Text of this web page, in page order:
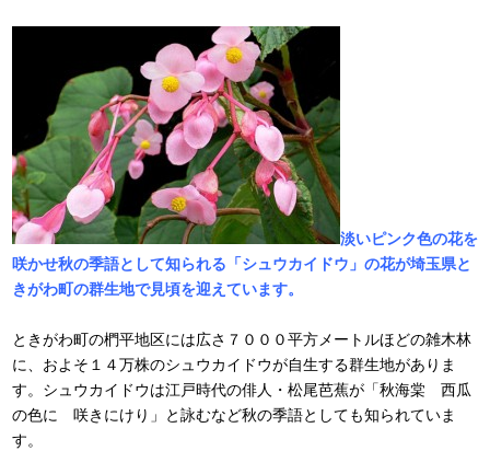
淡いピンク色の花を
咲かせ秋の季語として知られる「シュウカイドウ」の花が埼玉県と
きがわ町の群生地で見頃を迎えています。
ときがわ町の椚平地区には広さ７０００平方メートルほどの雑木林
に、およそ１４万株のシュウカイドウが自生する群生地がありま
す。シュウカイドウは江戸時代の俳人・松尾芭蕉が「秋海棠 西瓜
の色に 咲きにけり」と詠むなど秋の季語としても知られていま
す。